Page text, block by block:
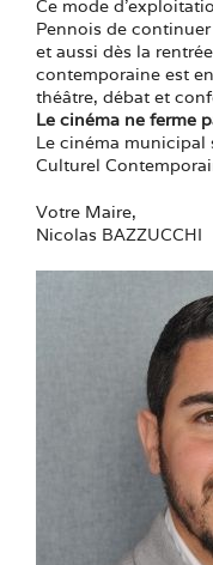
Ce mode
Pennois de
et aussi dès la
contemporaine est
théâtre, débat et
Le cinéma ne ferme
Le cinéma municipal
Culturel
Votre Maire,
Nicolas BAZZUCCHI